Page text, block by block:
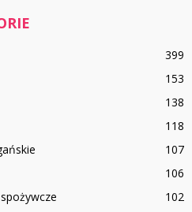
399
153
138
118
107
106
102